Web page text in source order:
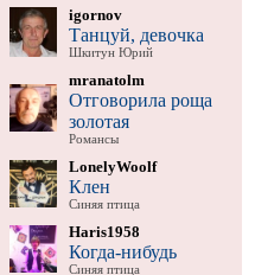
igornov
Танцуй, девочка
Шкитун Юрий
mranatolm
Отговорила роща
золотая
Романсы
LonelyWoolf
Клен
Синяя птица
Haris1958
Когда-нибудь
Синяя птица